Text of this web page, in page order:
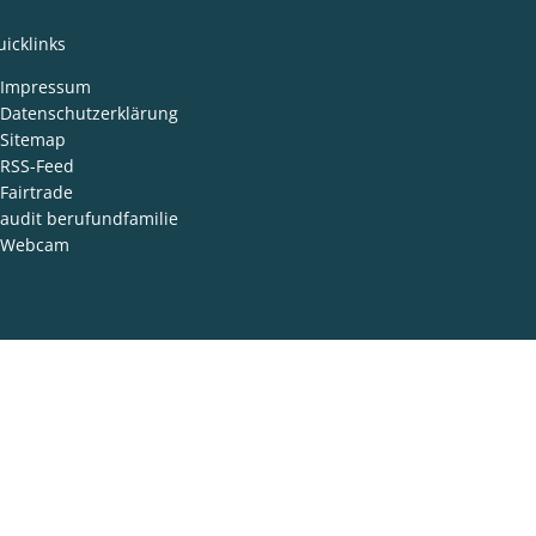
Impressum
Datenschutzerklärung
Sitemap
RSS-Feed
Fairtrade
audit berufundfamilie
Webcam